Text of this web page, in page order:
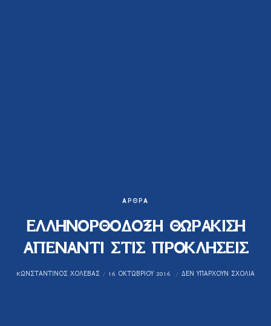
ΆΡΘΡΑ
ΕΛΛΗΝΟΡΘΟΔΟΞΗ ΘΩΡΑΚΙΣΗ
ΑΠΕΝΑΝΤΙ ΣΤΙΣ ΠΡΟΚΛΗΣΕΙΣ
KΩΝΣΤΑΝΤΊΝΟΣ ΧΟΛΈΒΑΣ 16 ΟΚΤΩΒΡΊΟΥ 2016 ΔΕΝ ΥΠΆΡΧΟΥΝ ΣΧΌΛΙΑ